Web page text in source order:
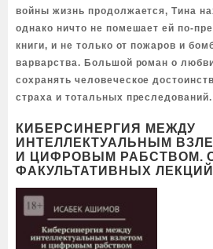
войны жизнь продолжается, Тина
однако ничто не помешает ей по-
книги, и не только от пожаров и
варварства. Большой роман о
сохранять человеческое
страха и тотальных преследований.
КИБЕРСИНЕРГИЯ МЕЖДУ
ИНТЕЛЛЕКТУАЛЬНЫМ
И ЦИФРОВЫМ РАБСТВОМ.
ФАКУЛЬТАТИВНЫХ ЛЕКЦИЙ